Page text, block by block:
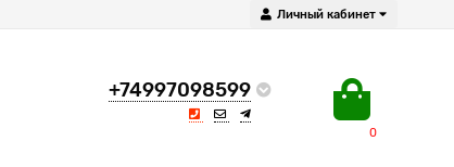
Личный кабинет
+74997098599
0